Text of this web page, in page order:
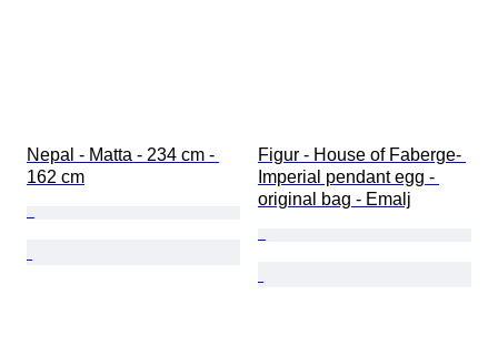
Nepal - Matta - 234 cm -
162 cm
Figur - House of Faberge-
Imperial pendant egg -
original bag - Emalj